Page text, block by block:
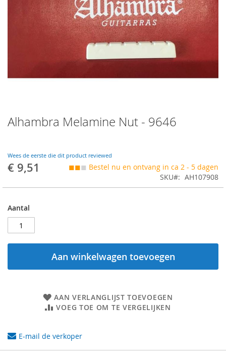
Alhambra Melamine Nut - 9646
Wees de eerste die dit product reviewed
€ 9,51 ◼◼◼ Bestel nu en ontvang in ca 2 - 5 dagen
SKU
AH107908
Aantal
Aan winkelwagen toevoegen
AAN VERLANGLIJST TOEVOEGEN
VOEG TOE OM TE VERGELIJKEN
E-mail de verkoper
to
the
the
images